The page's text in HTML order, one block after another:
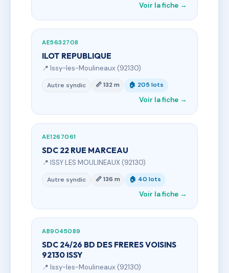
Voir la fiche →
AE5632708
ILOT REPUBLIQUE
📍 Issy-les-Moulineaux (92130)
Autre syndic 📏 132 m 🏠 205 lots
Voir la fiche →
AE1267061
SDC 22 RUE MARCEAU
📍 ISSY LES MOULINEAUX (92130)
Autre syndic 📏 136 m 🏠 40 lots
Voir la fiche →
AB9045089
SDC 24/26 BD DES FRERES VOISINS
92130 ISSY
📍 Issy-les-Moulineaux (92130)